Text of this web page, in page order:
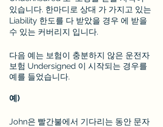
있습니다. 한마디로 상대 가 가지고 있는
Liability 한도를 다 받았을 경우 에 받을
수 있는 커버리지 입니다.
다음 예는 보험이 충분하지 않은 운전자
보험 Undersigned 이 시작되는 경우를
예를 들었습니다.
예)
John은 빨간불에서 기다리는 동안 문자